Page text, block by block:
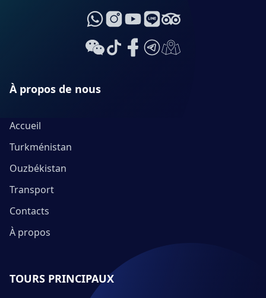
À propos de nous
Accueil
Turkménistan
Ouzbékistan
Transport
Contacts
À propos
TOURS PRINCIPAUX